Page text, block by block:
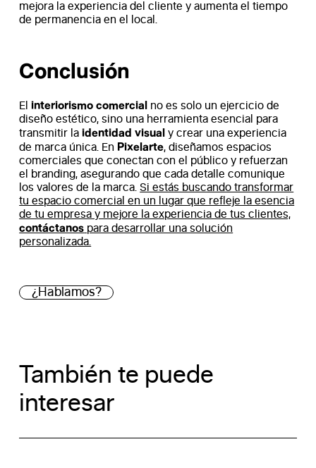
mejora la experiencia del cliente y aumenta el tiempo
de permanencia en el local.
Conclusión
El interiorismo comercial no es solo un ejercicio de
diseño estético, sino una herramienta esencial para
transmitir la identidad visual y crear una experiencia
de marca única. En Pixelarte, diseñamos espacios
comerciales que conectan con el público y refuerzan
el branding, asegurando que cada detalle comunique
los valores de la marca.Si estás buscando transformar
tu espacio comercial en un lugar que refleje la esencia
de tu empresa y mejore la experiencia de tus clientes,
contáctanos para desarrollar una solución
personalizada.
¿Hablamos?
También te puede
interesar